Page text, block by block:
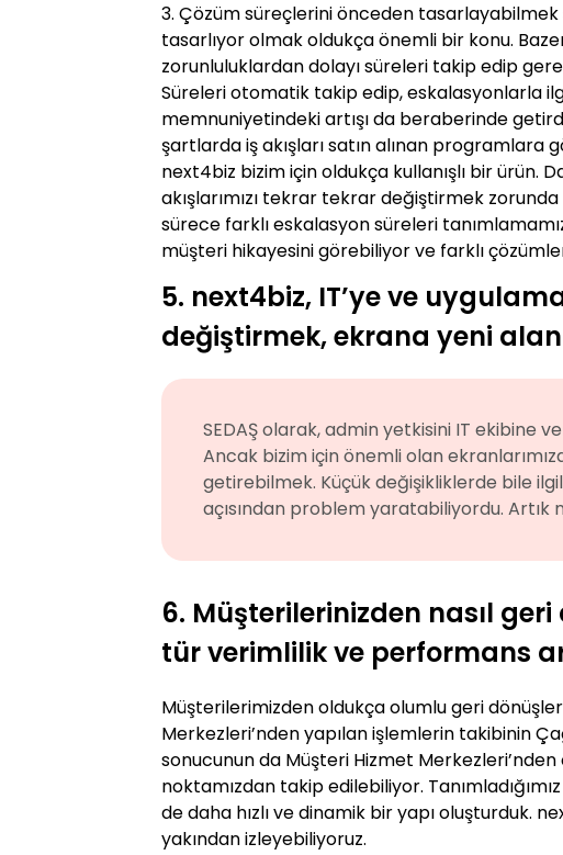
3. Çözüm süreçlerini önceden tasarlayabilmek
tasarlıyor olmak oldukça önemli bir konu.
zorunluluklardan dolayı süreleri takip edip
Süreleri otomatik takip edip, eskalasyonlarla
memnuniyetindeki artışı da beraberinde
şartlarda iş akışları satın alınan programlara
next4biz bizim için oldukça kullanışlı bir ürün.
akışlarımızı tekrar tekrar değiştirmek
sürece farklı eskalasyon süreleri
müşteri hikayesini görebiliyor ve farklı
5. next4biz, IT’ye ve
değiştirmek, ekrana yeni
SEDAŞ olarak, admin yetkisini IT ekibine
Ancak bizim için önemli olan
getirebilmek. Küçük değişikliklerde bile
açısından problem yaratabiliyordu. Artık
6. Müşterilerinizden nasıl
tür verimlilik ve performans
Müşterilerimizden oldukça olumlu geri
Merkezleri’nden yapılan işlemlerin takibinin
sonucunun da Müşteri Hizmet
noktamızdan takip edilebiliyor.
de daha hızlı ve dinamik bir yapı oluşturduk.
yakından izleyebiliyoruz.